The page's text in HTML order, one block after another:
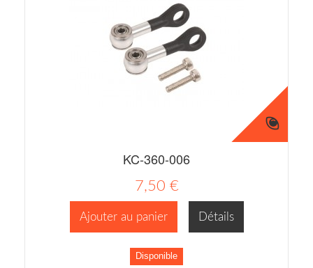
KC-360-006
7,50 €
Ajouter au panier Détails
Disponible